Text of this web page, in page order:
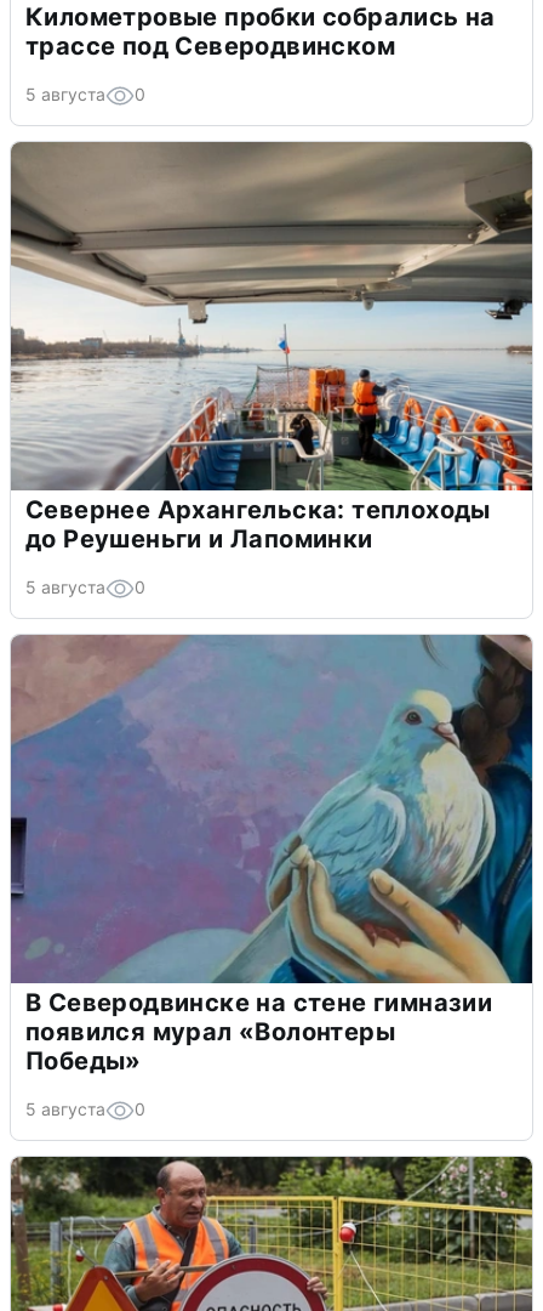
Километровые пробки собрались на
трассе под Северодвинском
5 августа 0
Севернее Архангельска: теплоходы
до Реушеньги и Лапоминки
5 августа 0
В Северодвинске на стене гимназии
появился мурал «Волонтеры
Победы»
5 августа 0